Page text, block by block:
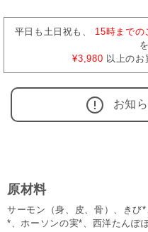
平日も土日祝も、 15時までの
¥3,980 以上のお
お知
原材料
サーモン（身、皮、骨）、きび
*、ホーソンの実*、西洋たんぽ